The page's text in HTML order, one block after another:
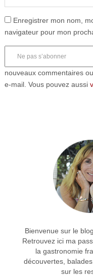
Enregistrer mon nom,
navigateur pour mon
nouveaux commentaires
e-mail. Vous pouvez aussi
Bienvenue sur le
Retrouvez ici ma
la gastronomie
découvertes,
sur les